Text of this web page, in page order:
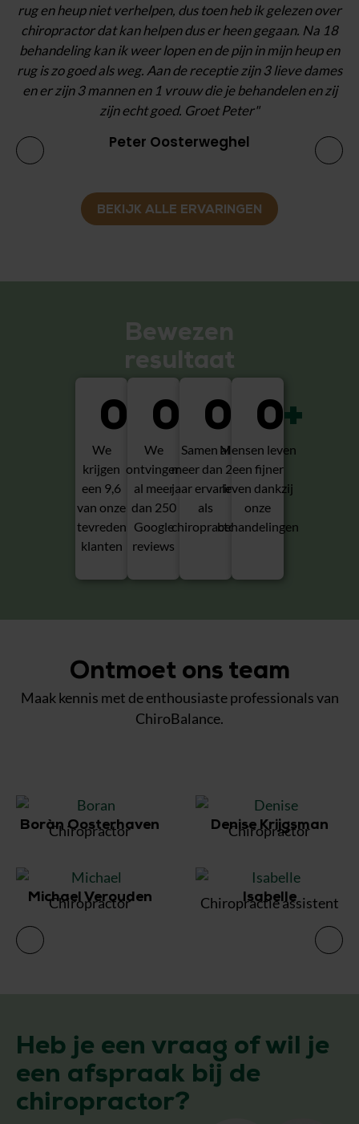
rug en heup niet verhelpen, dus toen heb ik gelezen over
chiropractor dat kan helpen dus er heen gegaan. Na 18
behandeling kan ik weer lopen en de pijn in mijn heup en
rug is zo goed als weg. Aan de receptie zijn 3 lieve dames
en er zijn 3 mannen en 1 vrouw die je behandelen en zij
zijn echt goed. Groet Peter"
Peter Oosterweghel
BEKIJK ALLE ERVARINGEN
Bewezen
resultaat
We
krijgen
een 9,6
van onze
tevreden
klanten
0
We
ontvingen
al meer
dan 250
Google
reviews
0
Samen al
meer dan 20
jaar ervaring
als
chiropractor
0
Mensen leven
een fijner
leven dankzij
onze
behandelingen
0+
Ontmoet ons team
Maak kennis met de enthousiaste professionals van
ChiroBalance.
Boràn Oosterhaven
Chiropractor Denise Krijgsman
Chiropractor
Michael Verouden
Chiropractor Isabelle
Chiropractie assistent
Heb je een vraag of wil je
een afspraak bij de
chiropractor?